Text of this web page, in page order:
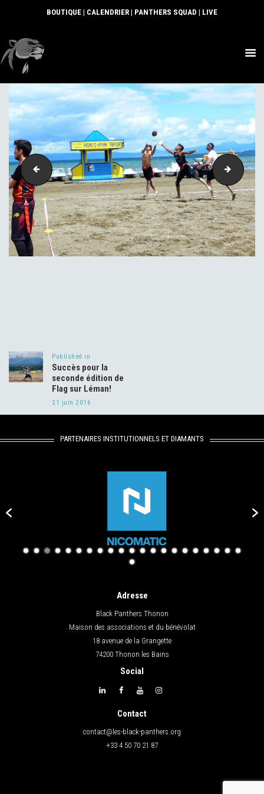
BOUTIQUE | CALENDRIER | PANTHERS SQUAD | LIVE
ACTUS
SECTIONS
CLUB
COMMUNAUTÉ
PARTENAIRES
CONTACT
13458789_10153940547533423_1409674410350953697_o
l’article
Published in
post:
Succès pour la
seconde édition de
Flag sur Léman!
21 juin 2016
PARTENAIRES INSTITUTIONNELS ET DIAMANTS
Adresse
Black Panthers Thonon
Maison des associations et du bénévolat
18 avenue de la Grangette
74200 Thonon les Bains
Social
Contact
contact@les-black-panthers.org
+33 4 50 70 21 87